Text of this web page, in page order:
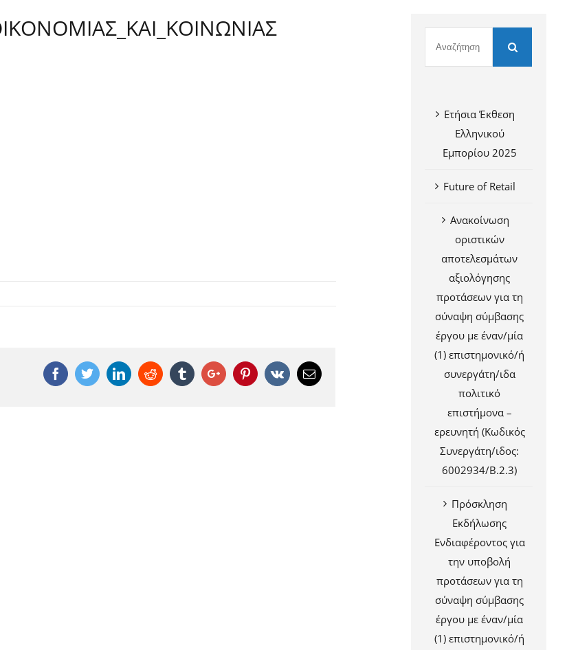
FacebookTwitterLinkedinReddit TumblrGoogle+PinterestVk Email
Ετήσια Έκθεση
Ελληνικού
Εμπορίου 2025
Future of Retail
Ανακοίνωση
οριστικών
αποτελεσμάτων
αξιολόγησης
προτάσεων για τη
σύναψη σύμβασης
έργου με έναν/μία
(1) επιστημονικό/ή
συνεργάτη/ιδα
πολιτικό
επιστήμονα –
ερευνητή (Κωδικός
Συνεργάτη/ιδος:
6002934/Β.2.3)
Πρόσκληση
Εκδήλωσης
Ενδιαφέροντος για
την υποβολή
προτάσεων για τη
σύναψη σύμβασης
έργου με έναν/μία
(1) επιστημονικό/ή